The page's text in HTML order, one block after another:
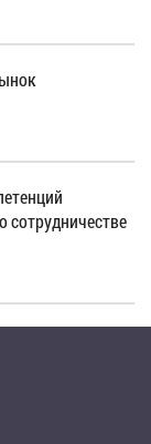
сотрудничестве